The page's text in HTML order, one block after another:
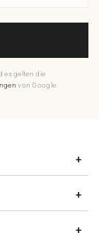
es gelten die
von Google.